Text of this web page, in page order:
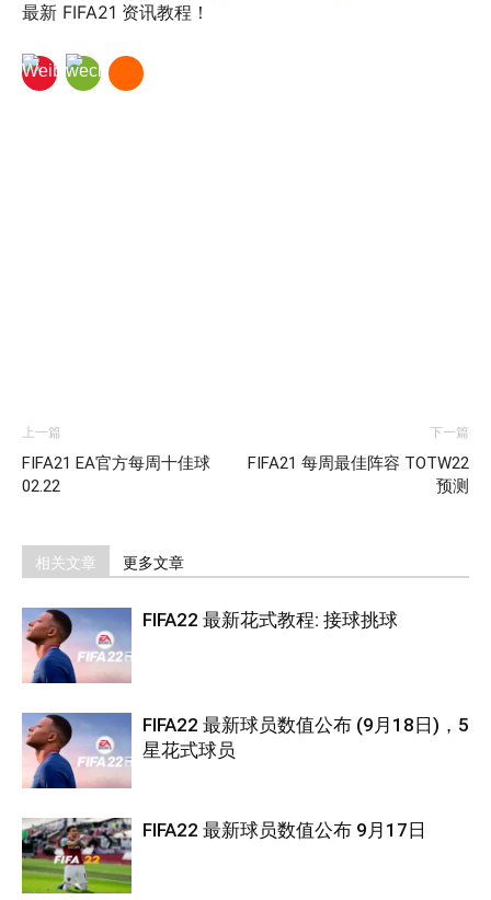
最新 FIFA21 资讯教程！
上一篇
FIFA21 EA官方每周十佳球
02.22
下一篇
FIFA21 每周最佳阵容 TOTW22
预测
相关文章 更多文章
FIFA22 最新花式教程: 接球挑球
FIFA22 最新球员数值公布 (9月18日)，5
星花式球员
FIFA22 最新球员数值公布 9月17日